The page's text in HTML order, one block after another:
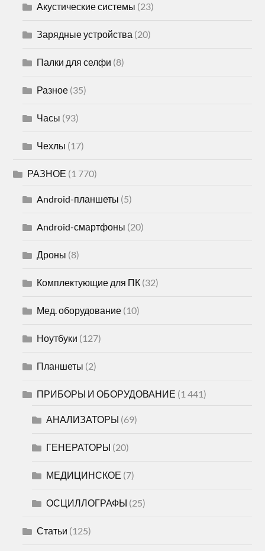
Акустические системы (23)
Зарядные устройства (20)
Палки для селфи (8)
Разное (35)
Часы (93)
Чехлы (17)
РАЗНОЕ (1 770)
Android-планшеты (5)
Android-смартфоны (20)
Дроны (8)
Комплектующие для ПК (32)
Мед. оборудование (10)
Ноутбуки (127)
Планшеты (2)
ПРИБОРЫ И ОБОРУДОВАНИЕ (1 441)
АНАЛИЗАТОРЫ (69)
ГЕНЕРАТОРЫ (20)
МЕДИЦИНСКОЕ (7)
ОСЦИЛЛОГРАФЫ (25)
Статьи (125)